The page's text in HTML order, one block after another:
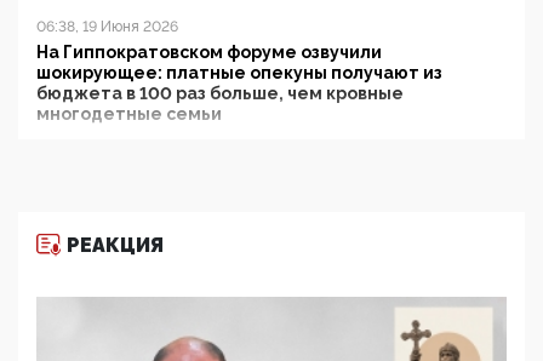
06:38, 19 Июня 2026
На Гиппократовском форуме озвучили
шокирующее: платные опекуны получают из
бюджета в 100 раз больше, чем кровные
многодетные семьи
11:53, 09 Июня 2026
деятельность ИИТО ЮНЕСКО в России, но
цифроглобалисты продолжают определять
повестку в образовании
РЕАКЦИЯ